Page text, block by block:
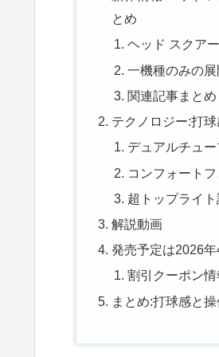
とめ
ヘッド スクア
一機種のみの展
関連記事まとめ
テクノロジー:打
デュアルチュー
コンフォート
超トップライ
解説動画
発売予定は2026年
割引クーポン情
まとめ:打球感と